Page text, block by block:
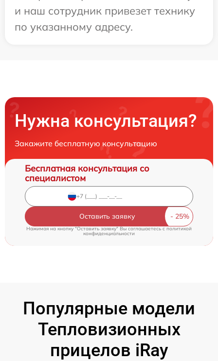
и наш сотрудник привезет технику
по указанному адресу.
Нужна консультация?
Закажите бесплатную консультацию
Бесплатная консультация со
специалистом
Оставить заявку
Нажимая на кнопку "Оставить заявку" Вы соглашаетесь cполитикой
конфиденциальности
Популярные модели
Тепловизионных
прицелов iRay